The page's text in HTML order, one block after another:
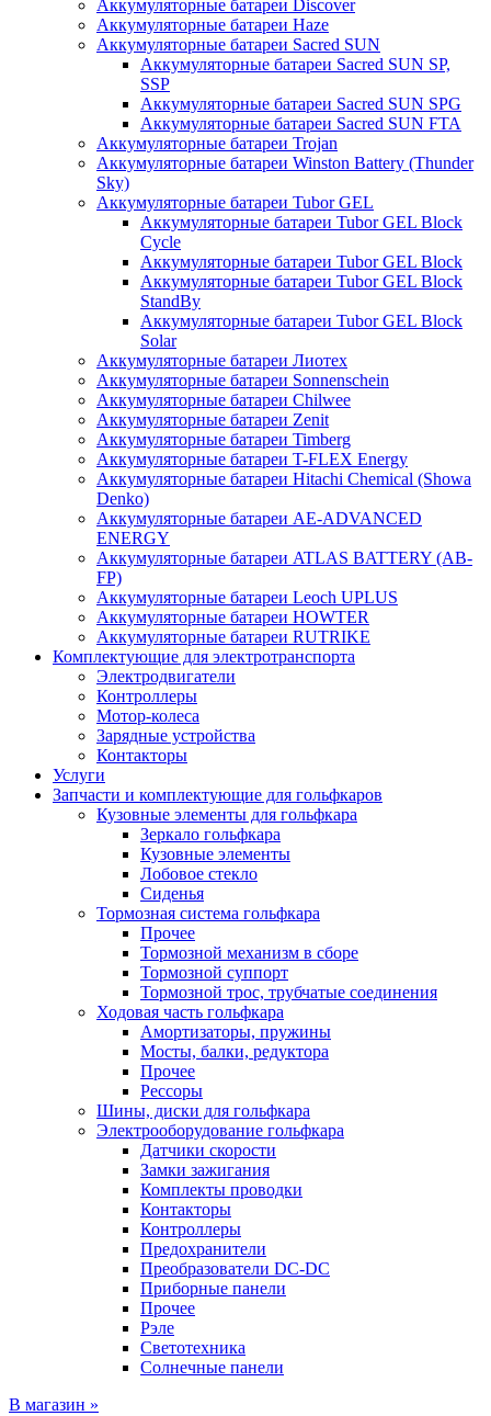
Аккумуляторные батареи Discover
Аккумуляторные батареи Haze
Аккумуляторные батареи Sacred SUN
Аккумуляторные батареи Sacred SUN SP,
SSP
Аккумуляторные батареи Sacred SUN SPG
Аккумуляторные батареи Sacred SUN FTA
Аккумуляторные батареи Trojan
Аккумуляторные батареи Winston Battery (Thunder
Sky)
Аккумуляторные батареи Tubor GEL
Аккумуляторные батареи Tubor GEL Block
Cycle
Аккумуляторные батареи Tubor GEL Block
Аккумуляторные батареи Tubor GEL Block
StandBy
Аккумуляторные батареи Tubor GEL Block
Solar
Аккумуляторные батареи Лиотех
Аккумуляторные батареи Sonnenschein
Аккумуляторные батареи Chilwee
Аккумуляторные батареи Zenit
Аккумуляторные батареи Timberg
Аккумуляторные батареи T-FLEX Energy
Аккумуляторные батареи Hitachi Chemical (Showa
Denko)
Аккумуляторные батареи АЕ-ADVANCED
ENERGY
Аккумуляторные батареи ATLAS BATTERY (AB-
FP)
Аккумуляторные батареи Leoch UPLUS
Аккумуляторные батареи HOWTER
Аккумуляторные батареи RUTRIKE
Комплектующие для электротранспорта
Электродвигатели
Контроллеры
Мотор-колеса
Зарядные устройства
Контакторы
Услуги
Запчасти и комплектующие для гольфкаров
Кузовные элементы для гольфкара
Зеркало гольфкара
Кузовные элементы
Лобовое стекло
Сиденья
Тормозная система гольфкара
Прочее
Тормозной механизм в сборе
Тормозной суппорт
Тормозной трос, трубчатые соединения
Ходовая часть гольфкара
Амортизаторы, пружины
Мосты, балки, редуктора
Прочее
Рессоры
Шины, диски для гольфкара
Электрооборудование гольфкара
Датчики скорости
Замки зажигания
Комплекты проводки
Контакторы
Контроллеры
Предохранители
Преобразователи DC-DC
Приборные панели
Прочее
Рэле
Светотехника
Солнечные панели
В магазин »